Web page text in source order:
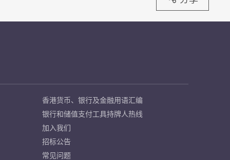
香港货币、银行及金融用语汇编
银行和储值支付工具持牌人热线
加入我们
招标公告
常见问题